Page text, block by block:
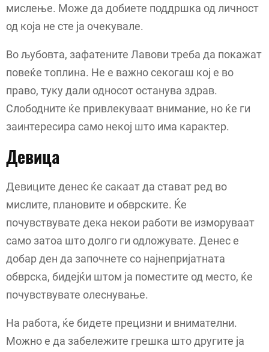
мислење. Може да добиете поддршка од личност
од која не сте ја очекувале.
Во љубовта, зафатените Лавови треба да покажат
повеќе топлина. Не е важно секогаш кој е во
право, туку дали односот останува здрав.
Слободните ќе привлекуваат внимание, но ќе ги
заинтересира само некој што има карактер.
Девица
Девиците денес ќе сакаат да стават ред во
мислите, плановите и обврските. Ќе
почувствувате дека некои работи ве изморуваат
само затоа што долго ги одложувате. Денес е
добар ден да започнете со најнепријатната
обврска, бидејќи штом ја поместите од место, ќе
почувствувате олеснување.
На работа, ќе бидете прецизни и внимателни.
Можно е да забележите грешка што другите ја